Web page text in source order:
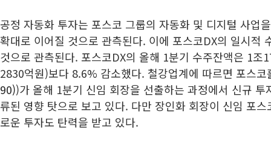
공정 자동화 투자는 포스코 그룹의 자동화 및 디지털 사업
확대로 이어질 것으로 관측된다. 이에 포스코DX의 일시적
것으로 관측된다. 포스코DX의 올해 1분기 수주잔액은 1조
2830억원)보다 8.6% 감소했다. 철강업계에 따르면 포스코
90))가 올해 1분기 신임 회장을 선출하는 과정에서 신규
류된 영향 탓으로 보고 있다. 다만 장인화 회장이 신임 포
로운 투자도 탄력을 받고 있다.